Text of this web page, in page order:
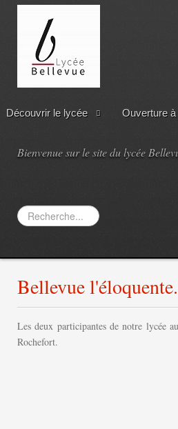
Découvrir le lycée Ouverture
Bienvenue sur le site du lycée
Rechercher
Bellevue
Les deux participantes de notre lycée
Rochefort.